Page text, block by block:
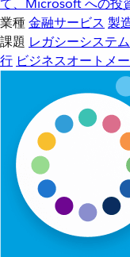
て、Microsoft への投
業種金融サービス 製
課題 レガシーシステ
行 ビジネスオートメ